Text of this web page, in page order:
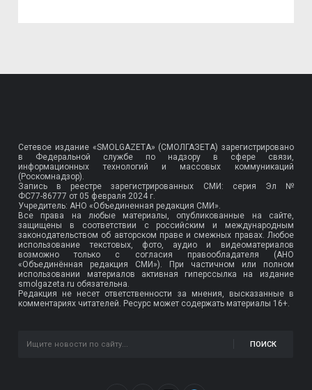
Сетевое издание «SMOLGAZETA» (СМОЛГАЗЕТА) зарегистрировано
в Федеральной службе по надзору в сфере связи,
информационных технологий и массовых коммуникаций
(Роскомнадзор).
Запись в реестре зарегистрированных СМИ: серия Эл №
ФС77-86777 от 05 февраля 2024 г.
Учредитель: АНО «Объединенная редакция СМИ».
Все права на любые материалы, опубликованные на сайте,
защищены в соответствии с российским и международным
законодательством об авторском праве и смежных правах. Любое
использование текстовых, фото, аудио и видеоматериалов
возможно только с согласия правообладателя (АНО
«Объединённая редакция СМИ»). При частичном или полном
использовании материалов активная гиперссылка на издание
smolgazeta.ru обязательна.
Редакция не несет ответственности за мнения, высказанные в
комментариях читателей. Ресурс может содержать материалы 16+.
ПОИСК